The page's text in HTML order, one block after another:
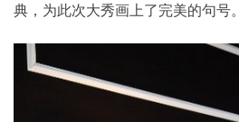
典，为此次大秀画上了完美的句号。